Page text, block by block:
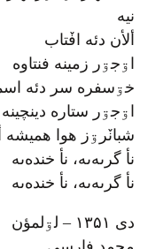
نيه
ألأن دئه افٚتاب
اۊجۊر زمينه فنتاوه
خۊسفره سر دئه
اۊجۊر ستاره دينچينه
شبانٚرۊز هوا هميشه
نأ گرىه‌ىه، نأ خنده‌ىه
نأ گرىه‌ىه، نأ خنده‌ىه
دی ۱۳۵۱ – لۊلمؤن